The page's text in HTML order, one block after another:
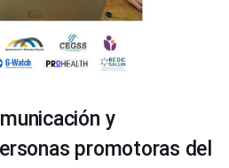
y
promotoras del